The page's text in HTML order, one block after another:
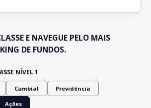
E NAVEGUE PELO MAIS
DE FUNDOS.
NÍVEL 1
Cambial Previdência
Ações